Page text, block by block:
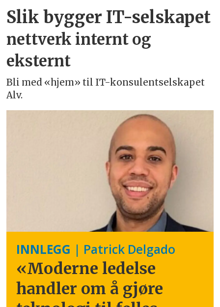
Slik bygger IT-selskapet
nettverk internt og
eksternt
Bli med «hjem» til IT-konsulentselskapet
Alv.
INNLEGG | Patrick Delgado
«Moderne ledelse
handler om å gjøre